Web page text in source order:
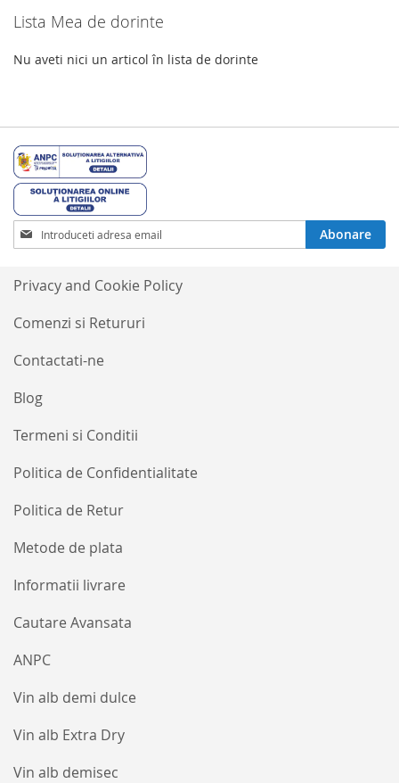
Lista Mea de dorinte
Nu aveti nici un articol în lista de dorinte
Termeni si Conditii
Politica de Confidentialitate
Politica de Retur
Metode de plata
Informatii livrare
Cautare Avansata
ANPC
Vin alb demi dulce
Vin alb Extra Dry
Vin alb demisec
Privacy and Cookie Policy
Comenzi si Retururi
Contactati-ne
Blog
Inscrieti-
va
Buletinele
noastre
informative
Abonare